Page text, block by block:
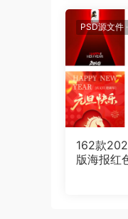
PSD源文件 ·
162款
版海报红